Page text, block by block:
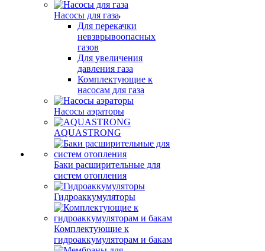
Насосы для газа
Для перекачки
невзврывоопасных
газов
Для увеличения
давления газа
Комплектующие к
насосам для газа
Насосы аэраторы
AQUASTRONG
Баки расширительные для
систем отопления
Гидроаккумуляторы
Комплектующие к
гидроаккумуляторам и бакам